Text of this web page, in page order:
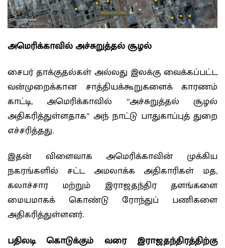
அமெரிக்காவில் அச்சுறுத்தல் சூழல்
சைபர் தாக்குதல்கள் அல்லது இலக்கு வைக்கப்பட்ட
வன்முறைக்கான சாத்தியக்கூறுகளைக் காரணம்
காட்டி, அமெரிக்காவில் “அச்சுறுத்தல் சூழல்
அதிகரித்துள்ளதாக” அந் நாட்டு பாதுகாப்புத் துறை
எச்சரித்தது.
இதன் விளைவாக அமெரிக்காவின் முக்கிய
நகரங்களில் சட்ட அமலாக்க அதிகாரிகள் மத,
கலாச்சார மற்றும் இராஜதந்திர தளங்களை
மையமாகக் கொண்டு ரோந்துப் பணிகளை
அதிகரித்துள்ளனர்.
பதிலடி கொடுக்கும் வரை இராஜதந்திரத்திற்கு